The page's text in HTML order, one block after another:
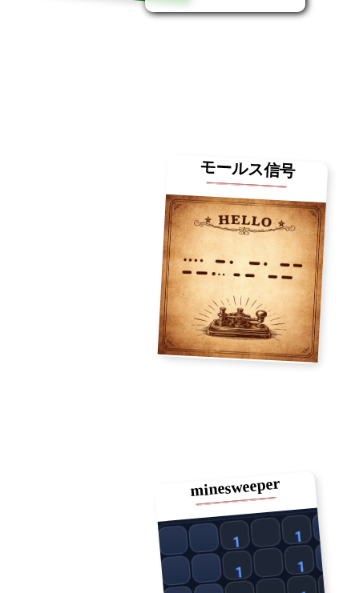
モールス信号
minesweeper